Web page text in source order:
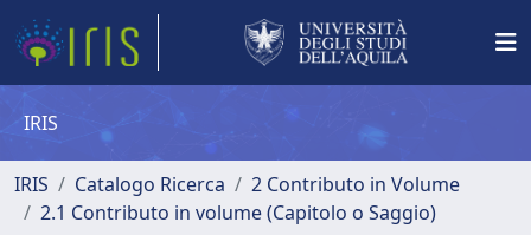
IRIS
IRIS Catalogo Ricerca
2 Contributo in Volume
2.1 Contributo in volume (Capitolo o Saggio)